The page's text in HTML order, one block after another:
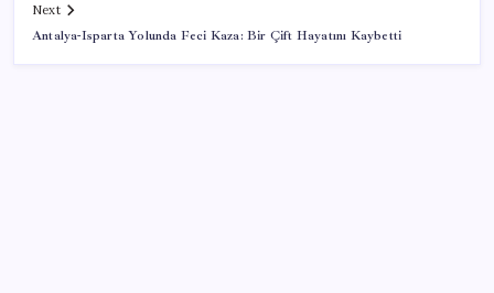
Next
Antalya-Isparta Yolunda Feci Kaza: Bir Çift Hayatını Kaybetti